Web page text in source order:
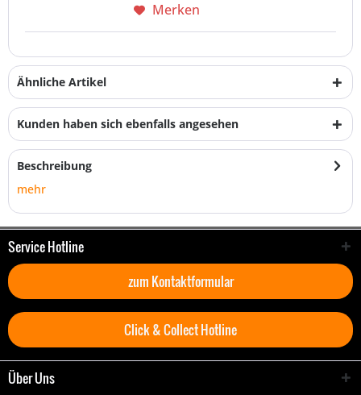
Merken
Ähnliche Artikel
Kunden haben sich ebenfalls angesehen
Beschreibung
mehr
Service Hotline
zum Kontaktformular
Click & Collect Hotline
Über Uns